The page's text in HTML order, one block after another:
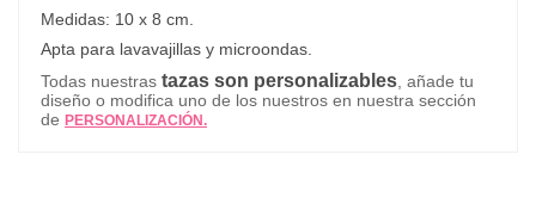
Medidas: 10 x 8 cm.
Apta para lavavajillas y microondas.
Todas nuestras tazas son personalizables , añade tu
diseño o modifica uno de los nuestros en nuestra sección
de PERSONALIZACIÓN.